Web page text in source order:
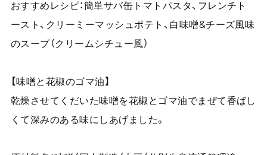
おすすめレシピ：簡単サバ缶トマトパスタ、フレンチト
ースト、クリーミーマッシュポテト、白味噌&チーズ風味
のスープ（クリームシチュー風）
【味噌と花椒のゴマ油】
乾燥させてくだいた味噌を花椒とゴマ油でまぜて香ばし
くて深みのある味にしあげました。